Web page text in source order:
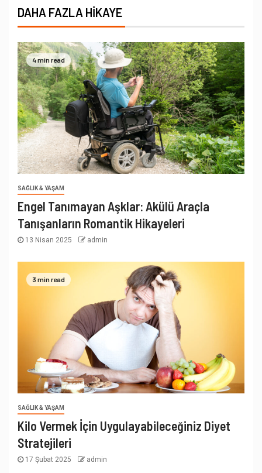
DAHA FAZLA HIKAYE
4 min read
SAĞLIK & YAŞAM
Engel Tanımayan Aşklar: Akülü Araçla
Tanışanların Romantik Hikayeleri
13 Nisan 2025 admin
3 min read
SAĞLIK & YAŞAM
Kilo Vermek İçin Uygulayabileceğiniz Diyet
Stratejileri
17 Şubat 2025 admin